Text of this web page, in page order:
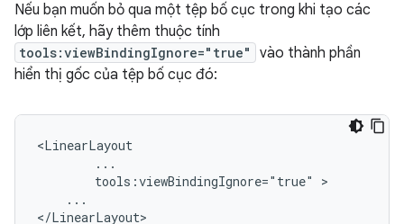
Nếu bạn muốn bỏ qua một tệp bố cục trong khi tạo các
lớp liên kết, hãy thêm thuộc tính
tools:viewBindingIgnore="true"
vào thành phần
hiển thị gốc của tệp bố cục đó:
tools:viewBindingIgnore="true"
...